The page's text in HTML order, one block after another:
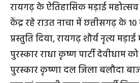
रायगढ़ के ऐतिहासिक मड़ाई
केंद्र रहे राउत नाचा में छत्तीसगढ़ के
प्रस्तुति दिया, रायगढ़ शौर्य नृत्य
पुरस्कार राधा कृष्ण पार्टी देवीधाम को
पुरस्कार कृष्णा दल जिला बलौदा